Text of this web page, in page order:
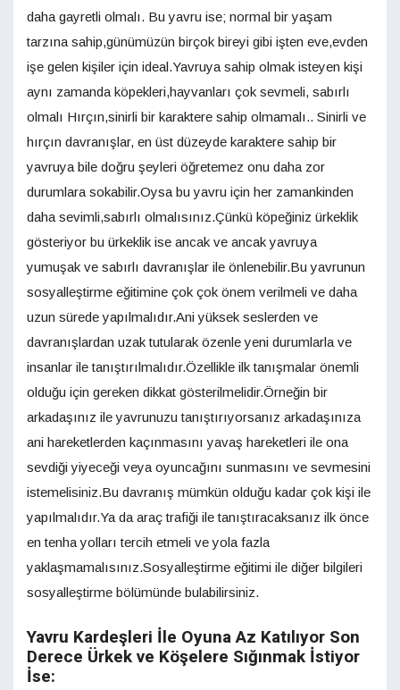
daha gayretli olmalı. Bu yavru ise; normal bir yaşam
tarzına sahip,günümüzün birçok bireyi gibi işten eve,evden
işe gelen kişiler için ideal.Yavruya sahip olmak isteyen kişi
aynı zamanda köpekleri,hayvanları çok sevmeli, sabırlı
olmalı Hırçın,sinirli bir karaktere sahip olmamalı.. Sinirli ve
hırçın davranışlar, en üst düzeyde karaktere sahip bir
yavruya bile doğru şeyleri öğretemez onu daha zor
durumlara sokabilir.Oysa bu yavru için her zamankinden
daha sevimli,sabırlı olmalısınız.Çünkü köpeğiniz ürkeklik
gösteriyor bu ürkeklik ise ancak ve ancak yavruya
yumuşak ve sabırlı davranışlar ile önlenebilir.Bu yavrunun
sosyalleştirme eğitimine çok çok önem verilmeli ve daha
uzun sürede yapılmalıdır.Ani yüksek seslerden ve
davranışlardan uzak tutularak özenle yeni durumlarla ve
insanlar ile tanıştırılmalıdır.Özellikle ilk tanışmalar önemli
olduğu için gereken dikkat gösterilmelidir.Örneğin bir
arkadaşınız ile yavrunuzu tanıştırıyorsanız arkadaşınıza
ani hareketlerden kaçınmasını yavaş hareketleri ile ona
sevdiği yiyeceği veya oyuncağını sunmasını ve sevmesini
istemelisiniz.Bu davranış mümkün olduğu kadar çok kişi ile
yapılmalıdır.Ya da araç trafiği ile tanıştıracaksanız ilk önce
en tenha yolları tercih etmeli ve yola fazla
yaklaşmamalısınız.Sosyalleştirme eğitimi ile diğer bilgileri
sosyalleştirme bölümünde bulabilirsiniz.
Yavru Kardeşleri İle Oyuna Az Katılıyor Son
Derece Ürkek ve Köşelere Sığınmak İstiyor
İse: